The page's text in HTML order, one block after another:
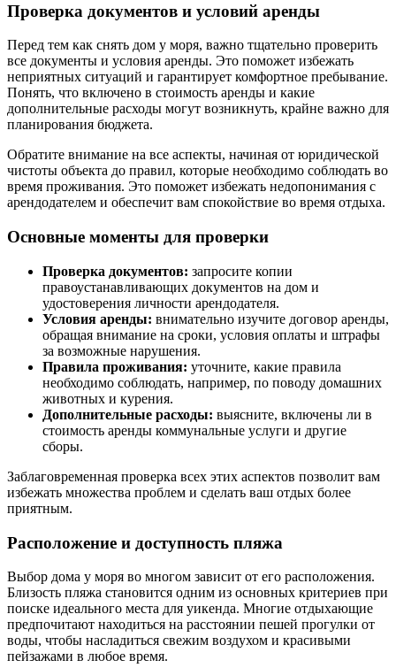
Проверка документов и условий аренды
Перед тем как снять дом у моря, важно тщательно проверить
все документы и условия аренды. Это поможет избежать
неприятных ситуаций и гарантирует комфортное пребывание.
Понять, что включено в стоимость аренды и какие
дополнительные расходы могут возникнуть, крайне важно для
планирования бюджета.
Обратите внимание на все аспекты, начиная от юридической
чистоты объекта до правил, которые необходимо соблюдать во
время проживания. Это поможет избежать недопонимания с
арендодателем и обеспечит вам спокойствие во время отдыха.
Основные моменты для проверки
Проверка документов: запросите копии
правоустанавливающих документов на дом и
удостоверения личности арендодателя.
Условия аренды: внимательно изучите договор аренды,
обращая внимание на сроки, условия оплаты и штрафы
за возможные нарушения.
Правила проживания: уточните, какие правила
необходимо соблюдать, например, по поводу домашних
животных и курения.
Дополнительные расходы: выясните, включены ли в
стоимость аренды коммунальные услуги и другие
сборы.
Заблаговременная проверка всех этих аспектов позволит вам
избежать множества проблем и сделать ваш отдых более
приятным.
Расположение и доступность пляжа
Выбор дома у моря во многом зависит от его расположения.
Близость пляжа становится одним из основных критериев при
поиске идеального места для уикенда. Многие отдыхающие
предпочитают находиться на расстоянии пешей прогулки от
воды, чтобы насладиться свежим воздухом и красивыми
пейзажами в любое время.